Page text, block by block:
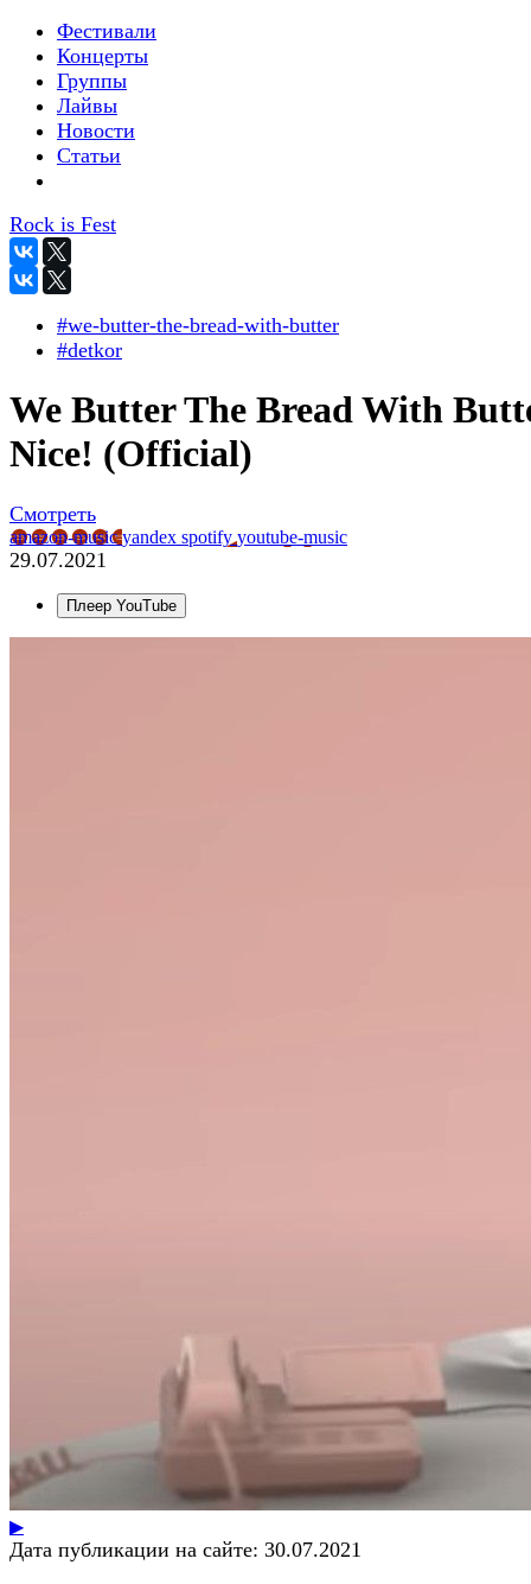
Фестивали
Концерты
Группы
Лайвы
Новости
Статьи
Rock is Fest
#we-butter-the-bread-with-butter
#detkor
We Butter The Bread With
Nice! (Official)
Смотреть
amazon-musicyandex spotifyyoutube-music
29.07.2021
Плеер YouTube
▶
Дата публикации на сайте: 30.07.2021